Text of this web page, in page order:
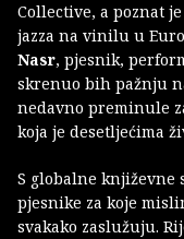
Collective, a poznat
jazza na vinilu u
Nasr, pjesnik,
skrenuo bih pažnju
nedavno preminule
koja je desetljećima
S globalne književne
pjesnike za koje
svakako zaslužuju.